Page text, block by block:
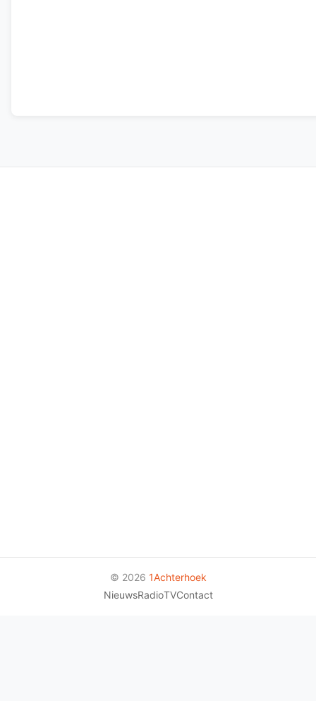
© 2026 1Achterhoek
NieuwsRadioTVContact